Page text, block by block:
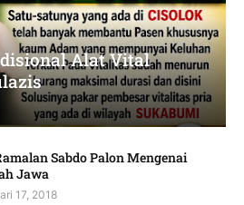
Alat Vital
Sabdo Palon Mengenai
Jawa
17, 2018